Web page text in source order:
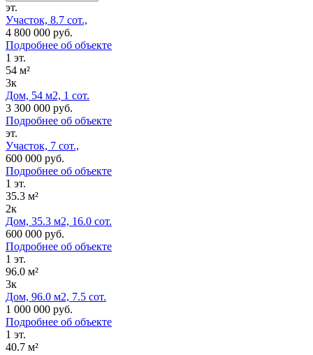
эт.
Участок, 8.7 сот.,
4 800 000 руб.
Подробнее об объекте
1 эт.
54 м²
3к
Дом, 54 м2, 1 сот.
3 300 000 руб.
Подробнее об объекте
эт.
Участок, 7 сот.,
600 000 руб.
Подробнее об объекте
1 эт.
35.3 м²
2к
Дом, 35.3 м2, 16.0 сот.
600 000 руб.
Подробнее об объекте
1 эт.
96.0 м²
3к
Дом, 96.0 м2, 7.5 сот.
1 000 000 руб.
Подробнее об объекте
1 эт.
40.7 м²